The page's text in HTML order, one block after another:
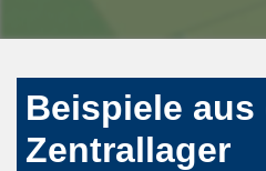
Beispiele aus
Zentrallager